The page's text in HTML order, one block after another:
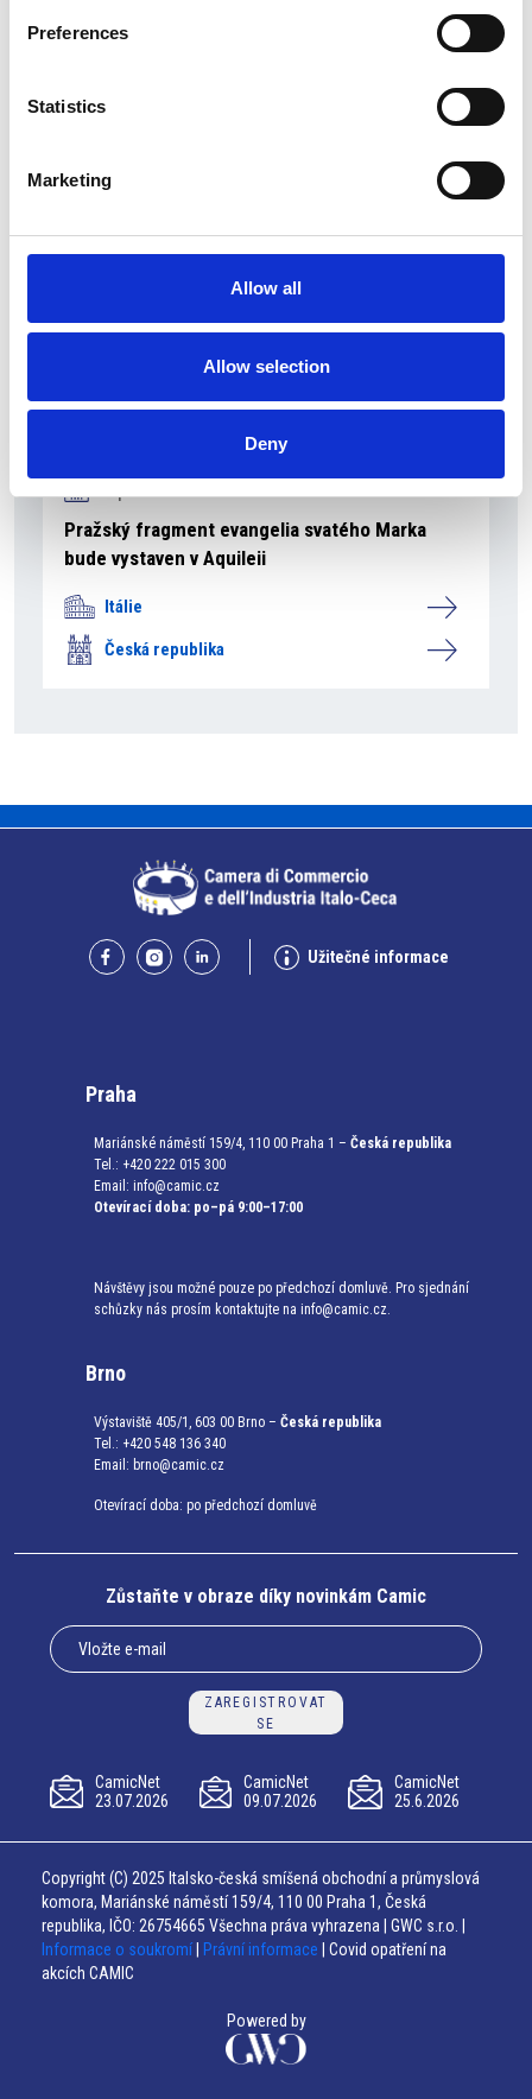
Preferences
Statistics
Marketing
Allow all
Allow selection
Deny
deset miliard eur
Pražský fragment evangelia svatého Marka
bude vystaven v Aquileii
Itálie
Česká republika
Užitečné informace
Praha
Mariánské náměstí 159/4, 110 00 Praha 1 – Česká republika
Tel.: +420 222 015 300
Email: info@camic.cz
Otevírací doba: po–pá 9:00–17:00
Návštěvy jsou možné pouze po předchozí domluvě. Pro sjednání
schůzky nás prosím kontaktujte na info@camic.cz.
Brno
Výstaviště 405/1, 603 00 Brno – Česká republika
Tel.: +420 548 136 340
Email: brno@camic.cz
Otevírací doba: po předchozí domluvě
Zůstaňte v obraze díky novinkám Camic
ZAREGISTROVAT
SE
CamicNet
23.07.2026
CamicNet
09.07.2026
CamicNet
25.6.2026
Copyright (C) 2025 Italsko-česká smíšená obchodní a průmyslová
komora, Mariánské náměstí 159/4, 110 00 Praha 1, Česká
republika, IČO: 26754665 Všechna práva vyhrazena | GWC s.r.o. |
Informace o soukromí
Právní informace | Covid opatření na
akcích CAMIC
Powered by